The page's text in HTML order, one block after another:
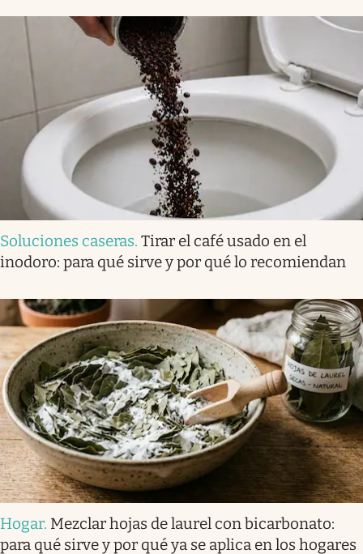
Soluciones caseras. Tirar el café usado en el
inodoro: para qué sirve y por qué lo recomiendan
Hogar. Mezclar hojas de laurel con bicarbonato:
para qué sirve y por qué ya se aplica en los hogares